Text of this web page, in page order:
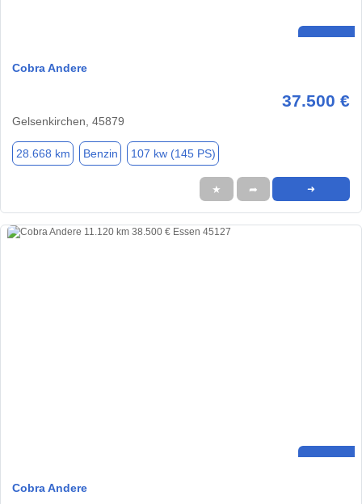
Cobra Andere
37.500 €
Gelsenkirchen, 45879
28.668 km Benzin 107 kw (145 PS)
★ ➦ ➜
Cobra Andere